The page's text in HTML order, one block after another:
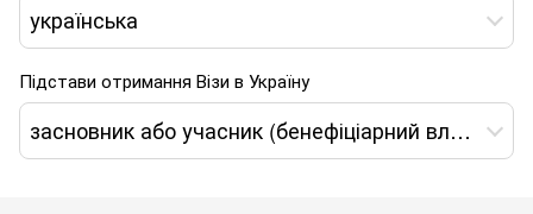
українська
Підстави отримання Візи в Україну
засновник або учасник (бенефіціарний власник) юридичної особи